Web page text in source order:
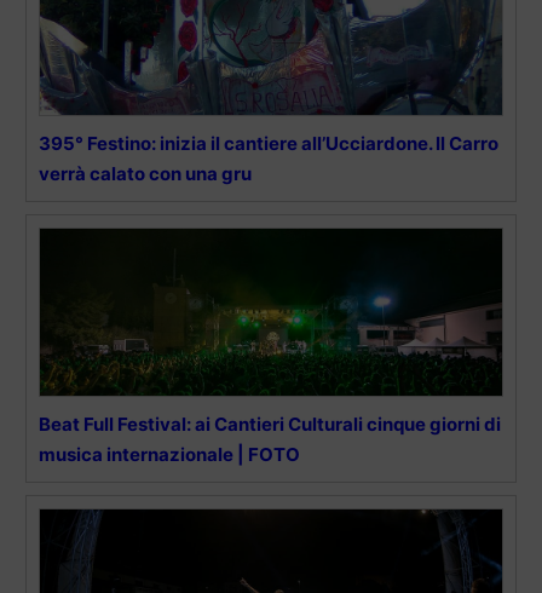
395° Festino: inizia il cantiere all’Ucciardone. Il Carro
verrà calato con una gru
Beat Full Festival: ai Cantieri Culturali cinque giorni di
musica internazionale | FOTO